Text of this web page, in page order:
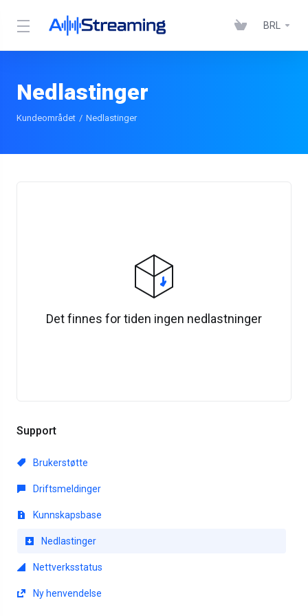
BRL
Nedlastinger
Kundeområdet Nedlastinger
Support
Brukerstøtte
Driftsmeldinger
Kunnskapsbase
Nedlastinger
Nettverksstatus
Ny henvendelse
Det finnes for tiden ingen nedlastninger